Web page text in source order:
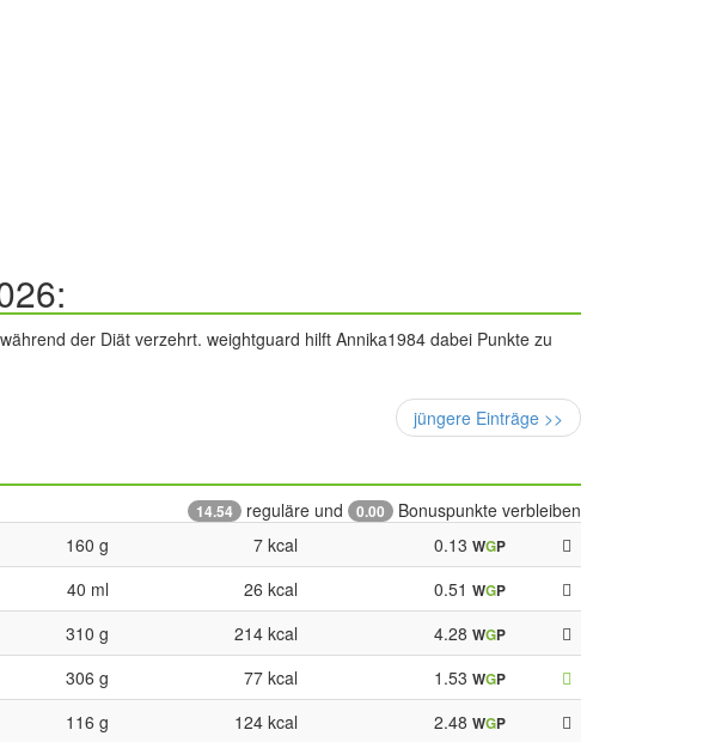
der Diät verzehrt. weightguard hilft Annika1984 dabei Punkte zu
jüngere Einträge >>
14.54 reguläre und 0.00
Bonuspunkte verbleiben
160 g 7 kcal 0.13 WGP
40 ml 26 kcal 0.51 WGP
310 g 214 kcal 4.28 WGP
306 g 77 kcal 1.53 WGP
116 g 124 kcal 2.48 WGP